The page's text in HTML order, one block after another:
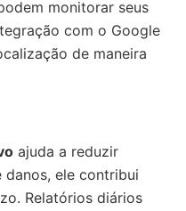
monitorar seus
com o Google
de maneira
ajuda a reduzir
danos, ele contribui
Relatórios diários